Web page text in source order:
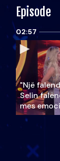
Episode
02:57
"Një
Selin
mes